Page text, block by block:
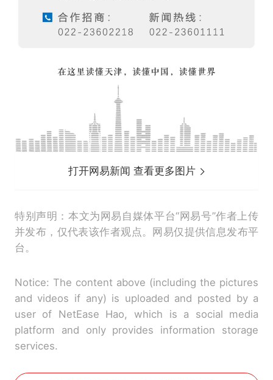
打开网易新闻 查看更多图片
特别声明：本文为网易自媒体平台“网易号”作者上传
并发布，仅代表该作者观点。网易仅提供信息发布平
台。
Notice: The content above (including the pictures
and videos if any) is uploaded and posted by a
user of NetEase Hao, which is a social media
platform and only provides information storage
services.